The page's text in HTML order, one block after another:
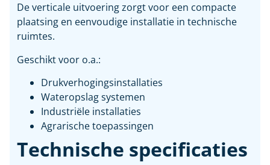
De verticale uitvoering zorgt voor een compacte
plaatsing en eenvoudige installatie in technische
ruimtes.
Geschikt voor o.a.:
Drukverhogingsinstallaties
Wateropslag systemen
Industriële installaties
Agrarische toepassingen
Technische specificaties